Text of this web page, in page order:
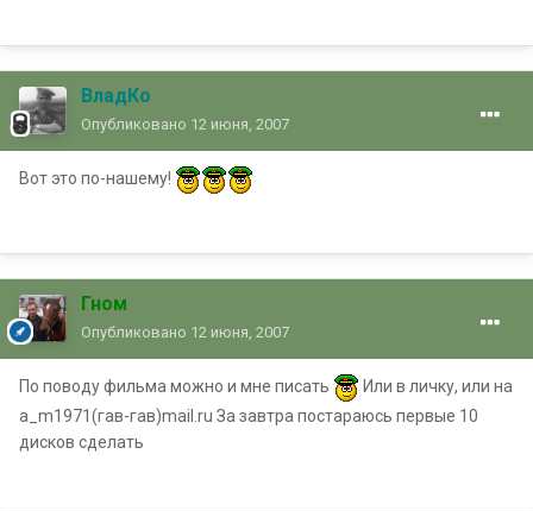
ВладКо
Опубликовано 12 июня, 2007
Вот это по-нашему!
Гном
Опубликовано 12 июня, 2007
По поводу фильма можно и мне писать
Или в личку, или на
a_m1971(гав-гав)mail.ru За завтра постараюсь первые 10
дисков сделать